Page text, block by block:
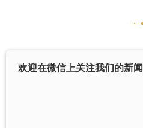
欢迎在微信上关注我们的新闻